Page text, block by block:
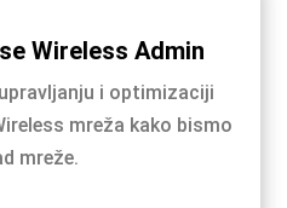
Wireless Admin
i optimizaciji
mreža kako bismo
mreže.